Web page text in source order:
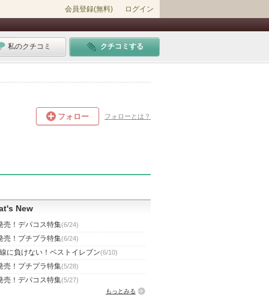
会員登録(無料) ログイン
私のクチコミ クチコミする
フォロー フォローとは？
New
売！デパコス特集(6/24)
売！プチプラ特集(6/24)
に負けない！ベストイレブン(6/10)
売！プチプラ特集(5/28)
売！デパコス特集(5/27)
もっとみる